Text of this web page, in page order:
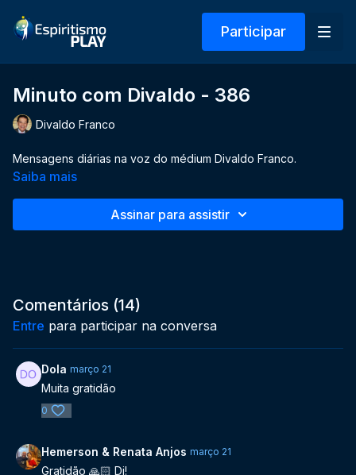
Participar
Minuto com Divaldo - 386
Divaldo Franco
Mensagens diárias na voz do médium Divaldo Franco.
Saiba mais
Assinar para assistir
Comentários (14)
Entre para participar na conversa
Dola março 21
Muita gratidão
0
Hemerson & Renata Anjos março 21
Gratidão 🙏🏻 Di!